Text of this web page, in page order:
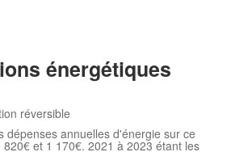
énergétiques
réversible
dépenses annuelles d'énergie sur ce
et 1 170€. 2021 à 2023 étant les